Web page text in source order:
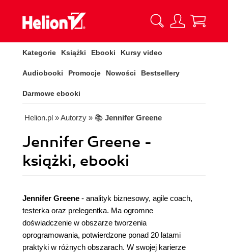
Kategorie Książki Ebooki Kursy video
Audiobooki Promocje Nowości Bestsellery
Darmowe ebooki
Helion.pl » Autorzy » 📚 Jennifer Greene
Jennifer Greene -
książki, ebooki
Jennifer Greene - analityk biznesowy, agile coach,
testerka oraz prelegentka. Ma ogromne
doświadczenie w obszarze tworzenia
oprogramowania, potwierdzone ponad 20 latami
praktyki w różnych obszarach. W swojej karierze